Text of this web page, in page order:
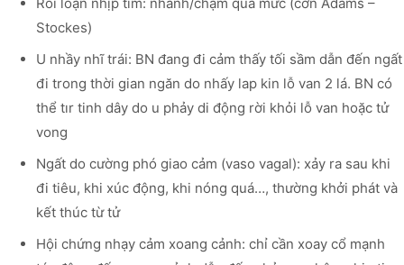
Stockes)
U nhầy nhĩ trái: BN đang đi cảm thấy tối sầm dẫn đến ngất
đi trong thời gian ngăn do nhấy lap kin lỗ van 2 lá. BN có
thể tır tinh dây do u phảy di động rời khỏi lỗ van hoặc tử
vong
Ngất do cường phó giao cảm (vaso vagal): xảy ra sau khi
đi tiêu, khi xúc động, khi nóng quá…, thường khởi phát và
kết thúc từ tử
Hội chứng nhạy cảm xoang cảnh: chỉ cần xoay cổ mạnh